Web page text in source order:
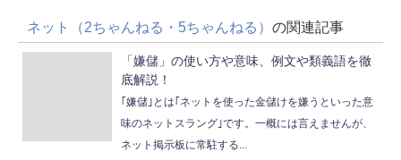
ネット（2ちゃんねる・5ちゃんねる） の関連記事
「嫌儲」の使い方や意味、例文や類義語を徹
底解説！
｢嫌儲｣とは｢ネットを使った金儲けを嫌うといった意
味のネットスラング｣です。一概には言えませんが、
ネット掲示板に常駐する...